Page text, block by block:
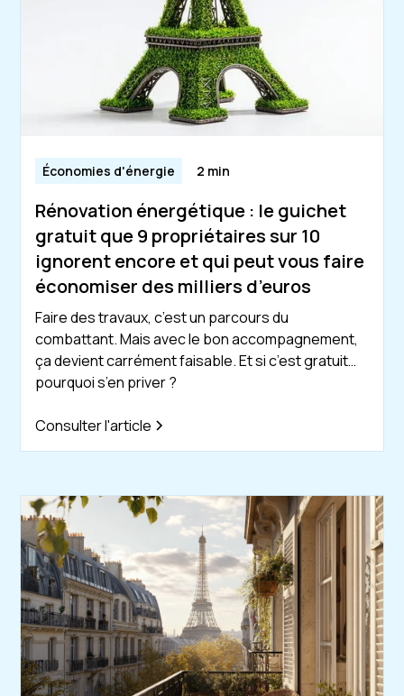
Économies d'énergie 2 min
Rénovation énergétique : le guichet
gratuit que 9 propriétaires sur 10
ignorent encore et qui peut vous faire
économiser des milliers d’euros
Faire des travaux, c’est un parcours du
combattant. Mais avec le bon accompagnement,
ça devient carrément faisable. Et si c’est gratuit…
pourquoi s’en priver ?
Consulter l'article